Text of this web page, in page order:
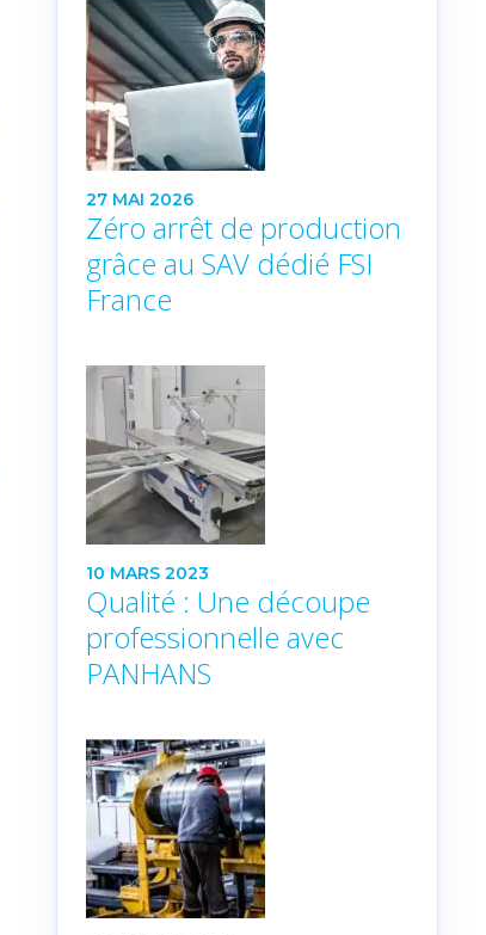
27 MAI 2026
Zéro arrêt de production
grâce au SAV dédié FSI
France
10 MARS 2023
Qualité : Une découpe
professionnelle avec
PANHANS